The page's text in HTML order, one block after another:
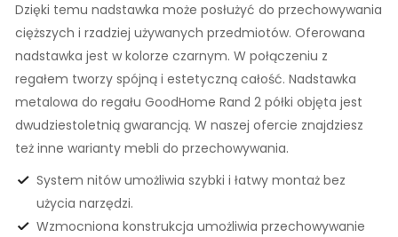
Dzięki temu nadstawka może posłużyć do przechowywania
cięższych i rzadziej używanych przedmiotów. Oferowana
nadstawka jest w kolorze czarnym. W połączeniu z
regałem tworzy spójną i estetyczną całość. Nadstawka
metalowa do regału GoodHome Rand 2 półki objęta jest
dwudziestoletnią gwarancją. W naszej ofercie znajdziesz
też inne warianty mebli do przechowywania.
System nitów umożliwia szybki i łatwy montaż bez
użycia narzędzi.
Wzmocniona konstrukcja umożliwia przechowywanie